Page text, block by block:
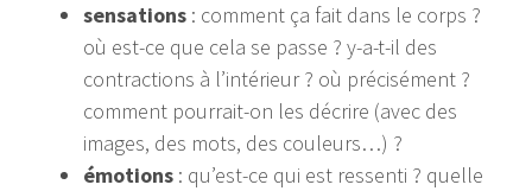
sensations : comment ça fait dans le corps ?
où est-ce que cela se passe ? y-a-t-il des
contractions à l’intérieur ? où précisément ?
comment pourrait-on les décrire (avec des
images, des mots, des couleurs…) ?
émotions : qu’est-ce qui est ressenti ? quelle